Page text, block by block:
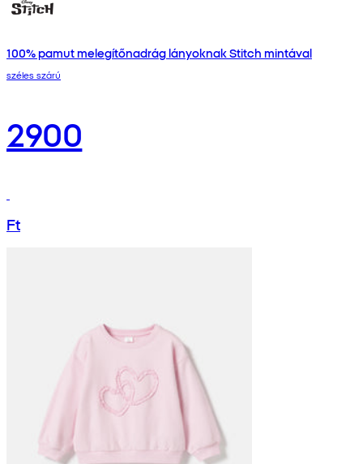
100% pamut melegítőnadrág lányoknak Stitch mintával
széles szárú
2900
Ft